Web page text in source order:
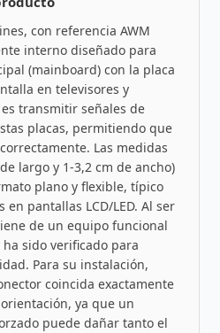
con referencia AWM
interno diseñado para
(mainboard) con la placa
en televisores y
transmitir señales de
placas, permitiendo que
Las medidas
largo y 1-3,2 cm de ancho)
plano y flexible, típico
pantallas LCD/LED. Al ser
de un equipo funcional
sido verificado para
Para su instalación,
coincida exactamente
ya que un
puede dañar tanto el